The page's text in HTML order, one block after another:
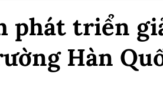
phát triển
Hàn